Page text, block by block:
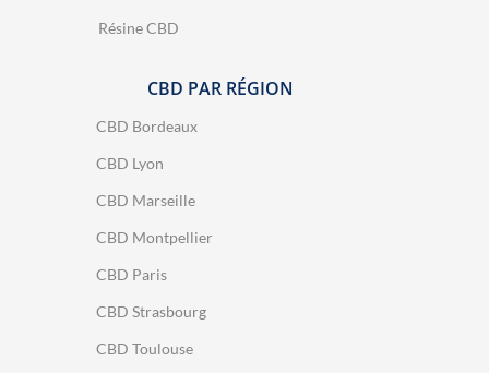
Résine CBD
CBD PAR RÉGION
CBD Bordeaux
CBD Lyon
CBD Marseille
CBD Montpellier
CBD Paris
CBD Strasbourg
CBD Toulouse